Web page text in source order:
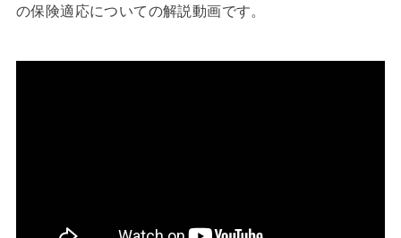
の保険適応についての解説動画です。